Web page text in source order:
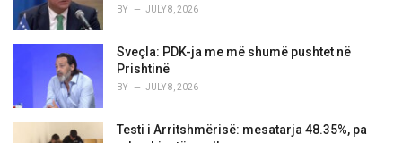
BY JULY 8, 2026
Sveçla: PDK-ja me më shumë pushtet në
Prishtinë
BY JULY 8, 2026
Testi i Arritshmërisë: mesatarja 48.35%, pa